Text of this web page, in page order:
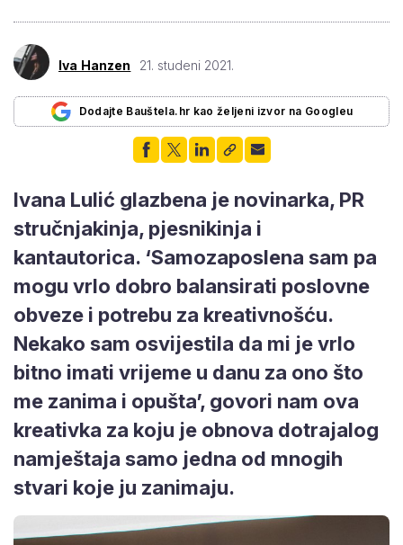
Iva Hanzen 21. studeni 2021.
Dodajte Bauštela.hr kao željeni izvor na Googleu
Ivana Lulić glazbena je novinarka, PR
stručnjakinja, pjesnikinja i
kantautorica. ‘Samozaposlena sam pa
mogu vrlo dobro balansirati poslovne
obveze i potrebu za kreativnošću.
Nekako sam osvijestila da mi je vrlo
bitno imati vrijeme u danu za ono što
me zanima i opušta’, govori nam ova
kreativka za koju je obnova dotrajalog
namještaja samo jedna od mnogih
stvari koje ju zanimaju.